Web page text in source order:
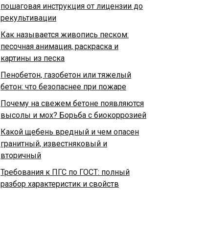
пошаговая инструкция от лицензии до
рекультивации
Как называется живопись песком:
песочная анимация, раскраска и
картины из песка
Пенобетон, газобетон или тяжелый
бетон: что безопаснее при пожаре
Почему на свежем бетоне появляются
высолы и мох? Борьба с биокоррозией
Какой щебень вредный и чем опасен
гранитный, известняковый и
вторичный
Требования к ПГС по ГОСТ: полный
разбор характеристик и свойств